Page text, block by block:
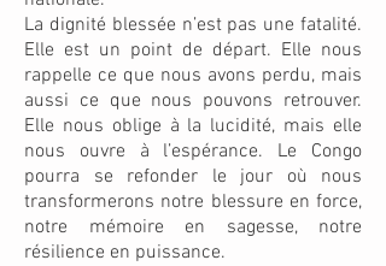
La dignité blessée n’est pas une fatalité.
Elle est un point de départ. Elle nous
rappelle ce que nous avons perdu, mais
aussi ce que nous pouvons retrouver.
Elle nous oblige à la lucidité, mais elle
nous ouvre à l’espérance. Le Congo
pourra se refonder le jour où nous
transformerons notre blessure en force,
notre mémoire en sagesse, notre
résilience en puissance.